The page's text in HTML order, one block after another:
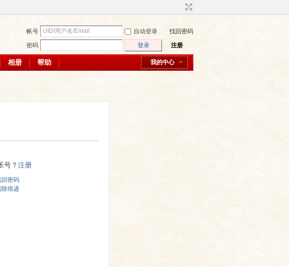
帐号 自动登录
找回密码
密码
登录 注册
我的中心
相册 帮助
号？注册
回密码
除痕迹